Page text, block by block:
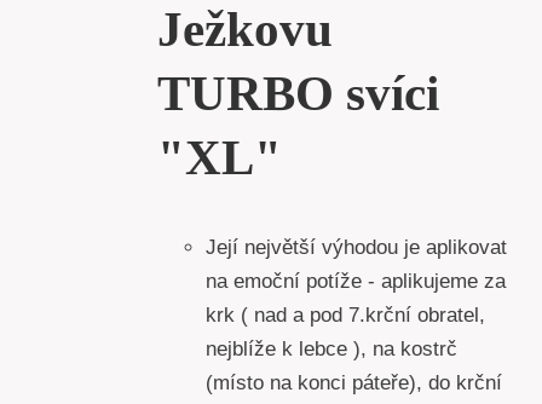
Ježkovu
TURBO svíci
"XL"
Její největší výhodou je aplikovat
na emoční potíže - aplikujeme za
krk ( nad a pod 7.krční obratel,
nejblíže k lebce ), na kostrč
(místo na konci páteře), do krční